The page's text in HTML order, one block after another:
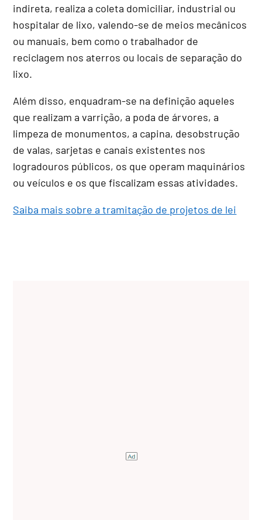
indireta, realiza a coleta domiciliar, industrial ou
hospitalar de lixo, valendo-se de meios mecânicos
ou manuais, bem como o trabalhador de
reciclagem nos aterros ou locais de separação do
lixo.
Além disso, enquadram-se na definição aqueles
que realizam a varrição, a poda de árvores, a
limpeza de monumentos, a capina, desobstrução
de valas, sarjetas e canais existentes nos
logradouros públicos, os que operam maquinários
ou veículos e os que fiscalizam essas atividades.
Saiba mais sobre a tramitação de projetos de lei